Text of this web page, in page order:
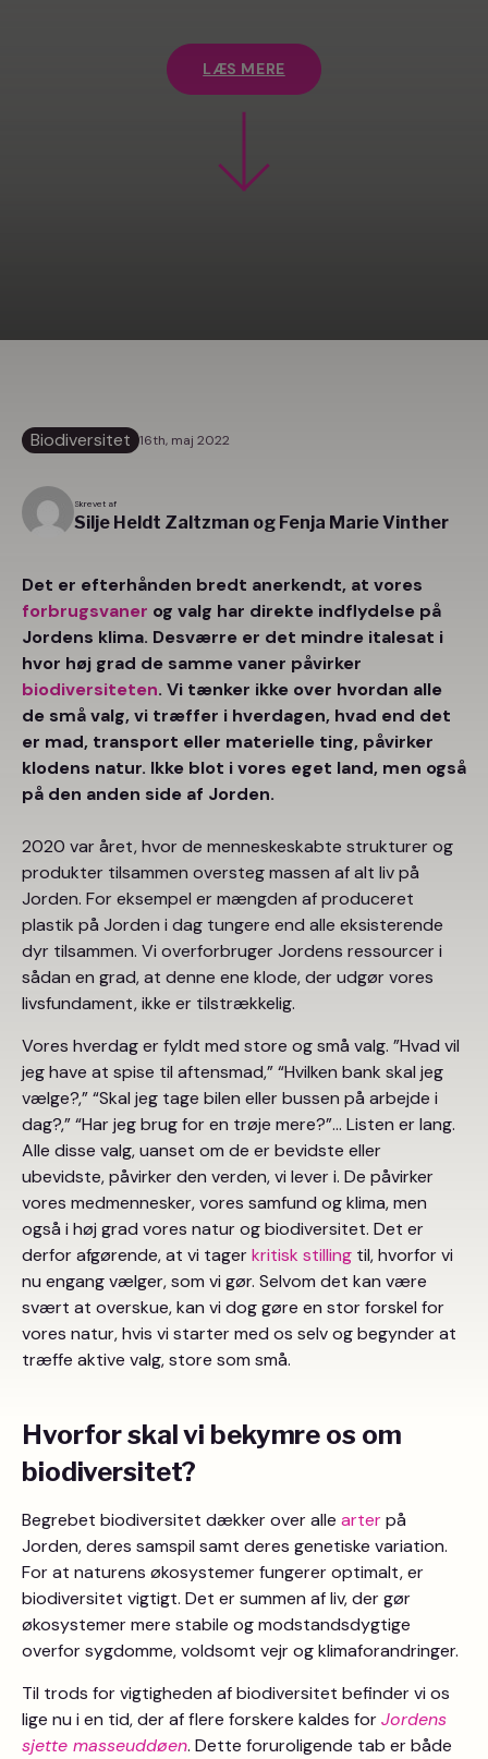
LÆS MERE
Biodiversitet 16th, maj 2022
Skrevet af
Silje Heldt Zaltzman og Fenja Marie Vinther
Det er efterhånden bredt anerkendt, at vores
forbrugsvaner og valg har direkte indflydelse på
Jordens klima. Desværre er det mindre italesat i
hvor høj grad de samme vaner påvirker
biodiversiteten. Vi tænker ikke over hvordan alle
de små valg, vi træffer i hverdagen, hvad end det
er mad, transport eller materielle ting, påvirker
klodens natur. Ikke blot i vores eget land, men også
på den anden side af Jorden.
2020 var året, hvor de menneskeskabte strukturer og
produkter tilsammen oversteg massen af alt liv på
Jorden. For eksempel er mængden af produceret
plastik på Jorden i dag tungere end alle eksisterende
dyr tilsammen. Vi overforbruger Jordens ressourcer i
sådan en grad, at denne ene klode, der udgør vores
livsfundament, ikke er tilstrækkelig.
Vores hverdag er fyldt med store og små valg. ”Hvad vil
jeg have at spise til aftensmad,” “Hvilken bank skal jeg
vælge?,” “Skal jeg tage bilen eller bussen på arbejde i
dag?,” “Har jeg brug for en trøje mere?”… Listen er lang.
Alle disse valg, uanset om de er bevidste eller
ubevidste, påvirker den verden, vi lever i. De påvirker
vores medmennesker, vores samfund og klima, men
også i høj grad vores natur og biodiversitet. Det er
derfor afgørende, at vi tagerkritisk stilling til, hvorfor vi
nu engang vælger, som vi gør. Selvom det kan være
svært at overskue, kan vi dog gøre en stor forskel for
vores natur, hvis vi starter med os selv og begynder at
træffe aktive valg, store som små.
Hvorfor skal vi bekymre os om
biodiversitet?
Begrebet biodiversitet dækker over alle arterpå
Jorden, deres samspil samt deres genetiske variation.
For at naturens økosystemer fungerer optimalt, er
biodiversitet vigtigt. Det er summen af liv, der gør
økosystemer mere stabile og modstandsdygtige
overfor sygdomme, voldsomt vejr og klimaforandringer.
Til trods for vigtigheden af biodiversitet befinder vi os
lige nu i en tid, der af flere forskere kaldes forJordens
sjette masseuddøen. Dette foruroligende tab er både